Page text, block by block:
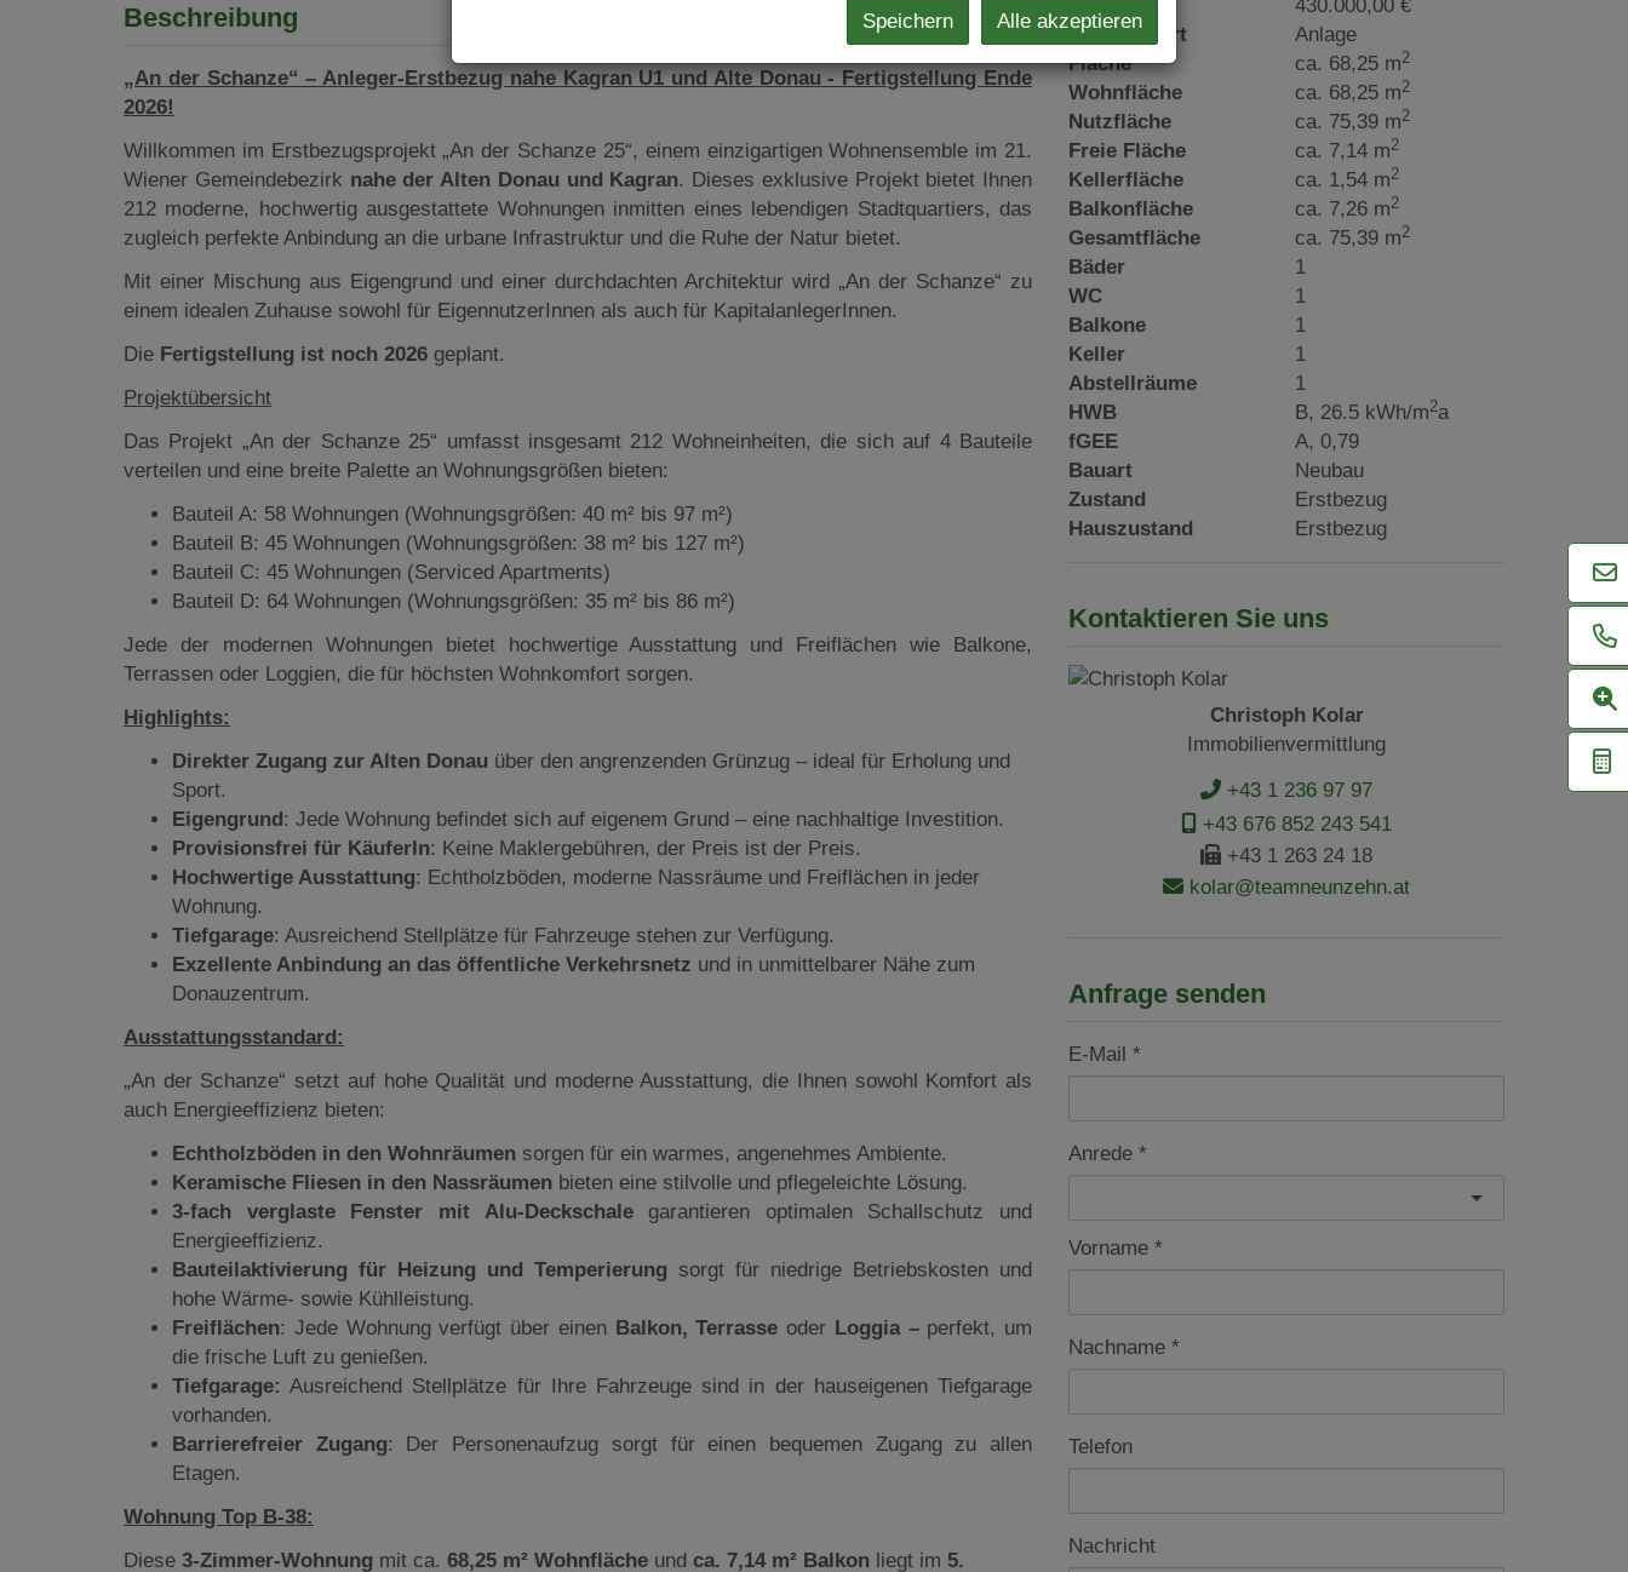
Beschreibung
„An der Schanze“ – Anleger-Erstbezug nahe Kagran U1 und Alte Donau - Fertigstellung Ende
2026!
Willkommen im Erstbezugsprojekt „An der Schanze 25“, einem einzigartigen Wohnensemble im 21.
Wiener Gemeindebezirk nahe der Alten Donau und Kagran. Dieses exklusive Projekt bietet Ihnen
212 moderne, hochwertig ausgestattete Wohnungen inmitten eines lebendigen Stadtquartiers, das
zugleich perfekte Anbindung an die urbane Infrastruktur und die Ruhe der Natur bietet.
Mit einer Mischung aus Eigengrund und einer durchdachten Architektur wird „An der Schanze“ zu
einem idealen Zuhause sowohl für EigennutzerInnen als auch für KapitalanlegerInnen.
Die Fertigstellung ist noch 2026 geplant.
Projektübersicht
Das Projekt „An der Schanze 25“ umfasst insgesamt 212 Wohneinheiten, die sich auf 4 Bauteile
verteilen und eine breite Palette an Wohnungsgrößen bieten:
Bauteil A: 58 Wohnungen (Wohnungsgrößen: 40 m² bis 97 m²)
Bauteil B: 45 Wohnungen (Wohnungsgrößen: 38 m² bis 127 m²)
Bauteil C: 45 Wohnungen (Serviced Apartments)
Bauteil D: 64 Wohnungen (Wohnungsgrößen: 35 m² bis 86 m²)
Jede der modernen Wohnungen bietet hochwertige Ausstattung und Freiflächen wie Balkone,
Terrassen oder Loggien, die für höchsten Wohnkomfort sorgen.
Highlights:
Direkter Zugang zur Alten Donau über den angrenzenden Grünzug – ideal für Erholung und
Sport.
Eigengrund: Jede Wohnung befindet sich auf eigenem Grund – eine nachhaltige Investition.
Provisionsfrei für KäuferIn: Keine Maklergebühren, der Preis ist der Preis.
Hochwertige Ausstattung: Echtholzböden, moderne Nassräume und Freiflächen in jeder
Wohnung.
Tiefgarage: Ausreichend Stellplätze für Fahrzeuge stehen zur Verfügung.
Exzellente Anbindung an das öffentliche Verkehrsnetz und in unmittelbarer Nähe zum
Donauzentrum.
Ausstattungsstandard:
„An der Schanze“ setzt auf hohe Qualität und moderne Ausstattung, die Ihnen sowohl Komfort als
auch Energieeffizienz bieten:
Echtholzböden in den Wohnräumen sorgen für ein warmes, angenehmes Ambiente.
Keramische Fliesen in den Nassräumen bieten eine stilvolle und pflegeleichte Lösung.
3-fach verglaste Fenster mit Alu-Deckschale garantieren optimalen Schallschutz und
Energieeffizienz.
Bauteilaktivierung für Heizung und Temperierung sorgt für niedrige Betriebskosten und
hohe Wärme- sowie Kühlleistung.
Freiflächen: Jede Wohnung verfügt über einen Balkon, Terrasse oder Loggia –perfekt, um
die frische Luft zu genießen.
Tiefgarage: Ausreichend Stellplätze für Ihre Fahrzeuge sind in der hauseigenen Tiefgarage
vorhanden.
Barrierefreier Zugang: Der Personenaufzug sorgt für einen bequemen Zugang zu allen
Etagen.
Wohnung Top B-38:
Diese 3-Zimmer-Wohnung mit ca. 68,25 m² Wohnfläche und ca. 7,14 m² Balkon liegt im 5.
Kaufpreis
430.000,00 €
Nutzungsart
Anlage
Fläche
ca. 68,25 m2
Wohnfläche ca. 68,25 m2
Nutzfläche ca. 75,39 m2
Freie Fläche ca. 7,14 m2
Kellerfläche ca. 1,54 m2
Balkonfläche ca. 7,26 m2
Gesamtfläche ca. 75,39 m2
Bäder
1
WC
1
Balkone
1
Keller
1
Abstellräume
1
HWB
B, 26.5 kWh/m2a
fGEE
A, 0,79
Bauart
Neubau
Zustand
Erstbezug
Hauszustand
Erstbezug
Kontaktieren Sie uns
Christoph Kolar
Immobilienvermittlung
+43 1 236 97 97
+43 676 852 243 541
+43 1 263 24 18
kolar@teamneunzehn.at
Anfrage senden
E-Mail
Anrede
Vorname
Nachname
Telefon
Nachricht
Speichern Alle akzeptieren